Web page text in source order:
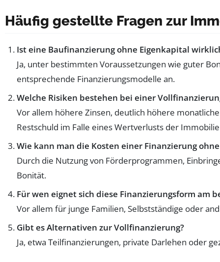
Häufig gestellte Fragen zur
Ist eine Baufinanzierung ohne Eigenkapital
Ja, unter bestimmten Voraussetzungen wie guter
entsprechende Finanzierungsmodelle an.
Welche Risiken bestehen bei einer
Vor allem höhere Zinsen, deutlich höhere
Restschuld im Falle eines Wertverlusts der
Wie kann man die Kosten einer Finanzierung
Durch die Nutzung von Förderprogrammen,
Bonität.
Für wen eignet sich diese Finanzierungsform am
Vor allem für junge Familien, Selbstständige oder
Gibt es Alternativen zur Vollfinanzierung?
Ja, etwa Teilfinanzierungen, private Darlehen oder